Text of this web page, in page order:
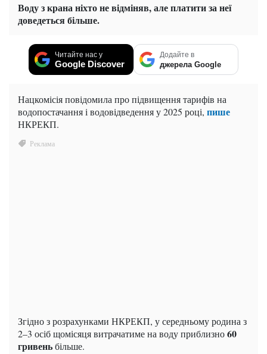
Воду з крана ніхто не відміняв, але платити за неї
доведеться більше.
Читайте нас у
Google Discover
Додайте в
джерела Google
Нацкомісія повідомила про підвищення тарифів на
водопостачання і водовідведення у 2025 році, пише
НКРЕКП.
Згідно з розрахунками НКРЕКП, у середньому родина з
2–3 осіб щомісяця витрачатиме на воду приблизно60
гривеньбільше.